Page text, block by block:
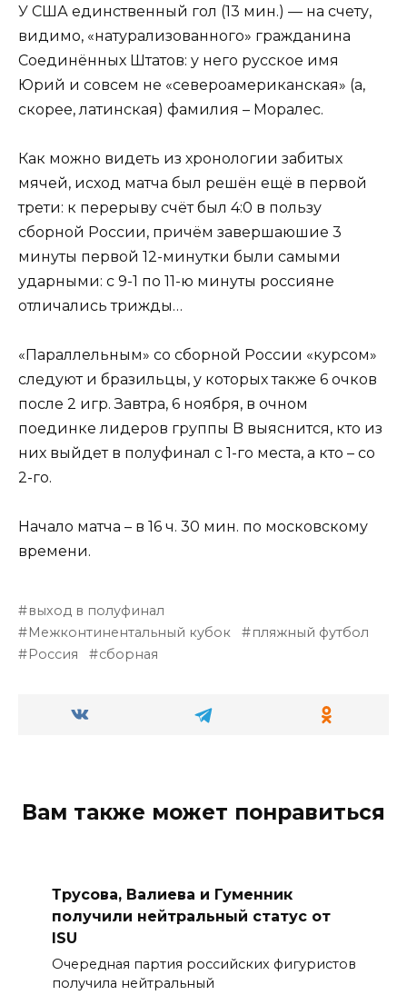
У США единственный гол (13 мин.) — на счету,
видимо, «натурализованного» гражданина
Соединённых Штатов: у него русское имя
Юрий и совсем не «североамериканская» (а,
скорее, латинская) фамилия – Моралес.
Как можно видеть из хронологии забитых
мячей, исход матча был решён ещё в первой
трети: к перерыву счёт был 4:0 в пользу
сборной России, причём завершаюшие 3
минуты первой 12-минутки были самыми
ударными: с 9-1 по 11-ю минуты россияне
отличались трижды…
«Параллельным» со сборной России «курсом»
следуют и бразильцы, у которых также 6 очков
после 2 игр. Завтра, 6 ноября, в очном
поединке лидеров группы B выяснится, кто из
них выйдет в полуфинал с 1-го места, а кто – со
2-го.
Начало матча – в 16 ч. 30 мин. по московскому
времени.
выход в полуфинал
Межконтинентальный кубок
пляжный футбол
Россия
сборная
Вам также может понравиться
Трусова, Валиева и Гуменник
получили нейтральный статус от
ISU
Очередная партия российских фигуристов
получила нейтральный